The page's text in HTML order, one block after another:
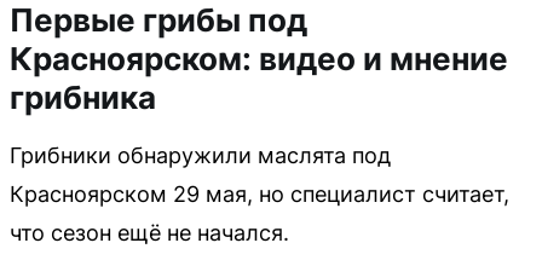
Первые грибы под
Красноярском: видео и мнение
грибника
Грибники обнаружили маслята под
Красноярском 29 мая, но специалист считает,
что сезон ещё не начался.